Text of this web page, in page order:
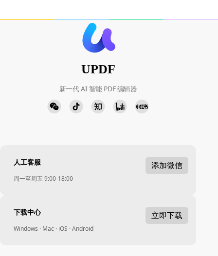
UPDF
新一代 AI 智能 PDF 编辑器
人工客服
周一至周五 9:00-18:00
添加微信
下载中心
Windows · Mac · iOS · Android
立即下载